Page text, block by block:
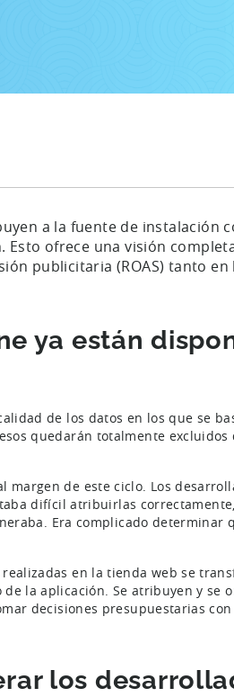
a la fuente de instalación
ofrece una visión
publicitaria (ROAS) tanto en
ya están
de los datos en los que se
quedarán totalmente excluidos
de este ciclo. Los
difícil atribuirlas
Era complicado determinar
en la tienda web se
la aplicación. Se atribuyen y se
decisiones presupuestarias
los